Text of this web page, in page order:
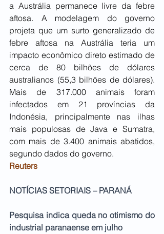
a Austrália permanece livre da febre
aftosa. A modelagem do governo
projeta que um surto generalizado de
febre aftosa na Austrália teria um
impacto econômico direto estimado de
cerca de 80 bilhões de dólares
australianos (55,3 bilhões de dólares).
Mais de 317.000 animais foram
infectados em 21 províncias da
Indonésia, principalmente nas ilhas
mais populosas de Java e Sumatra,
com mais de 3.400 animais abatidos,
segundo dados do governo.
Reuters
NOTÍCIAS SETORIAIS – PARANÁ
Pesquisa indica queda no otimismo do
industrial paranaense em julho